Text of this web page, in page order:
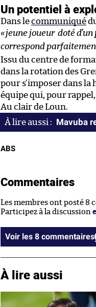
Un potentiel à
Dans lecommuniqué
«jeune joueur doté
correspond
Issu du centre de
dans la rotation des
pour s’imposer dans la
équipe qui, pour
Au clair de Loun.
Mavuba
ABS
Commentaires
Les membres ont posté 8
Participez à la discussion
Voir les 8 commentaires
À lire aussi